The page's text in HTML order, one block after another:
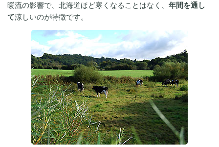
暖流の影響で、北海道ほど寒くなることはなく、 年間を通し
て涼しいのが特徴です。